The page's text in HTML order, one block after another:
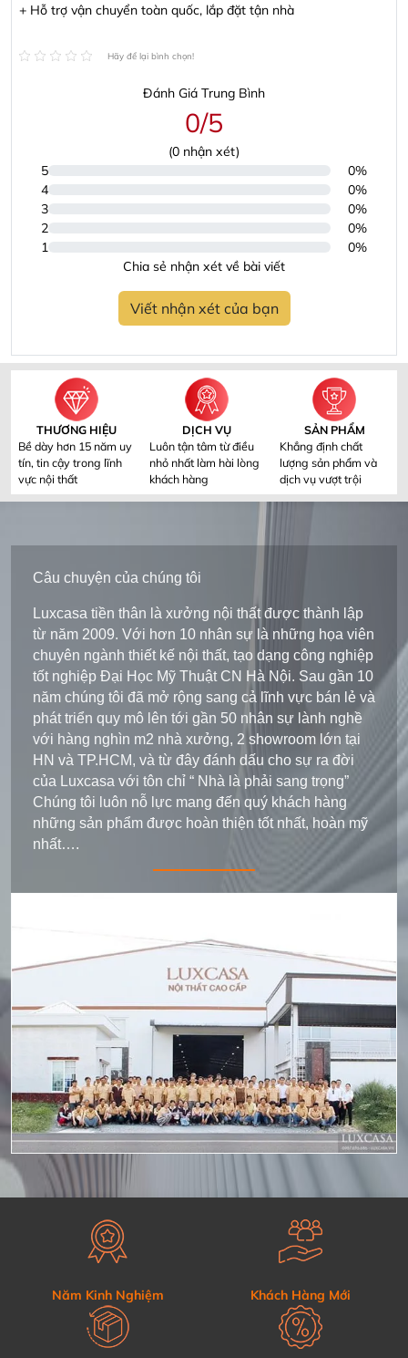
+ Hỗ trợ vận chuyển toàn quốc, lắp đặt tận nhà
Hãy để lại bình chọn!
Đánh Giá Trung Bình
0/5
(0 nhận xét)
5
0%
4
0%
3
0%
2
0%
1
0%
Chia sẻ nhận xét về bài viết
Viết nhận xét của bạn
THƯƠNG HIỆU
Bề dày hơn 15 năm uy
tín, tin cậy trong lĩnh
vực nội thất
DỊCH VỤ
Luôn tận tâm từ điều
nhỏ nhất làm hài lòng
khách hàng
SẢN PHẨM
Khẳng định chất
lượng sản phẩm và
dịch vụ vượt trội
Câu chuyện của chúng tôi
Luxcasa tiền thân là xưởng nội thất được thành lập
từ năm 2009. Với hơn 10 nhân sự là những họa viên
chuyên ngành thiết kế nội thất, tạo dạng công nghiệp
tốt nghiệp Đại Học Mỹ Thuật CN Hà Nội. Sau gần 10
năm chúng tôi đã mở rộng sang cả lĩnh vực bán lẻ và
phát triển quy mô lên tới gần 50 nhân sự lành nghề
với hàng nghìn m2 nhà xưởng, 2 showroom lớn tại
HN và TP.HCM, và từ đây đánh dấu cho sự ra đời
của Luxcasa với tôn chỉ “ Nhà là phải sang trọng”
Chúng tôi luôn nỗ lực mang đến quý khách hàng
những sản phẩm được hoàn thiện tốt nhất, hoàn mỹ
nhất….
Năm Kinh Nghiệm Khách Hàng Mới